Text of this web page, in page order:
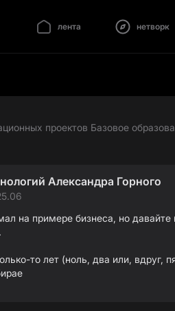
лента нетворк
Базовое образование:
Александра Горного
на примере бизнеса, но
то лет (ноль, два или, вдруг,